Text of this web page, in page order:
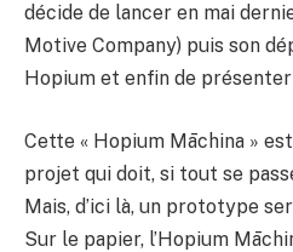
décide de lancer en mai
Motive Company) puis son
Hopium et enfin de
Cette « Hopium Māchina »
projet qui doit, si tout se
Mais, d’ici là, un prototype
Sur le papier, l’Hopium